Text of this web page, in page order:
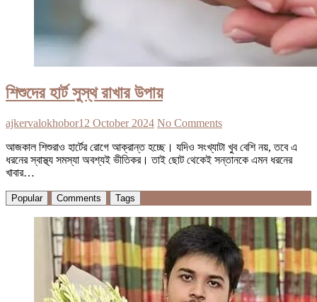
শিশুদের হার্ট সুস্থ রাখার উপায়
ajkervalokhobor12 October 2024 No Comments
আজকাল শিশুরাও হার্টের রোগে আক্রান্ত হচ্ছে। যদিও সংখ্যাটা খুব বেশি নয়, তবে এ
ধরনের স্বাস্থ্য সমস্যা অবশ্যই ভীতিকর। তাই ছোট থেকেই সন্তানকে এমন ধরনের
খাবার…
Popular Comments Tags